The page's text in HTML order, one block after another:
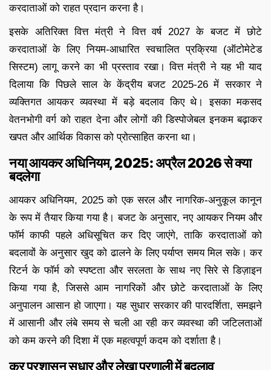
करदाताओं को राहत प्रदान करना है।
इसके अतिरिक्त वित्त मंत्री ने वित्त वर्ष 2027 के बजट में छोटे
करदाताओं के लिए नियम-आधारित स्वचालित प्रक्रिया (ऑटोमेटेड
सिस्टम) लागू करने का भी प्रस्ताव रखा। वित्त मंत्री ने यह भी याद
दिलाया कि पिछले साल के केंद्रीय बजट 2025-26 में सरकार ने
व्यक्तिगत आयकर व्यवस्था में बड़े बदलाव किए थे। इसका मकसद
वेतनभोगी वर्ग को राहत देना और लोगों की डिस्पोजेबल इनकम बढ़ाकर
खपत और आर्थिक विकास को प्रोत्साहित करना था।
नया आयकर अधिनियम, 2025: अप्रैल 2026 से क्या
बदलेगा
आयकर अधिनियम, 2025 को एक सरल और नागरिक-अनुकूल कानून
के रूप में तैयार किया गया है। बजट के अनुसार, नए आयकर नियम और
फॉर्म काफी पहले अधिसूचित कर दिए जाएंगे, ताकि करदाताओं को
बदलावों के अनुसार खुद को ढालने के लिए पर्याप्त समय मिल सके। कर
रिटर्न के फॉर्म को स्पष्टता और सरलता के साथ नए सिरे से डिज़ाइन
किया गया है, जिससे आम नागरिकों और छोटे करदाताओं के लिए
अनुपालन आसान हो जाएगा। यह सुधार सरकार की पारदर्शिता, समझने
में आसानी और लंबे समय से चली आ रही कर व्यवस्था की जटिलताओं
को कम करने की दिशा में एक महत्वपूर्ण कदम को दर्शाता है।
कर प्रशासन सुधार और लेखा प्रणाली में बदलाव